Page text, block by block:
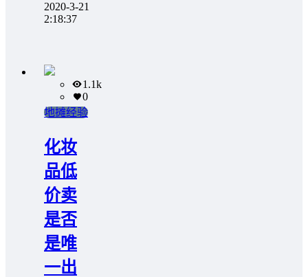
2020-3-21
2:18:37
1.1k
0
地摊经验
化妆
品低
价卖
是否
是唯
一出